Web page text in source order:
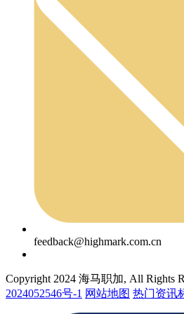
feedback@highmark.com.cn
Copyright 2024 海马职加, All Rights
2024052546号-1 网站地图 热门资讯